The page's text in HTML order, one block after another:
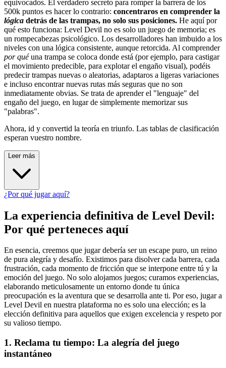
equivocados. El verdadero secreto para romper la barrera de los
500k puntos es hacer lo contrario: concentraros en comprender la
lógica detrás de las trampas, no solo sus posiciones. He aquí por
qué esto funciona: Level Devil no es solo un juego de memoria; es
un rompecabezas psicológico. Los desarrolladores han imbuido a los
niveles con una lógica consistente, aunque retorcida. Al comprender
por quéuna trampa se coloca donde está (por ejemplo, para castigar
el movimiento predecible, para explotar el engaño visual), podéis
predecir trampas nuevas o aleatorias, adaptaros a ligeras variaciones
e incluso encontrar nuevas rutas más seguras que no son
inmediatamente obvias. Se trata de aprender el "lenguaje" del
engaño del juego, en lugar de simplemente memorizar sus
"palabras".
Ahora, id y convertid la teoría en triunfo. Las tablas de clasificación
esperan vuestro nombre.
Leer más
¿Por qué jugar aquí?
La experiencia definitiva de Level Devil:
Por qué perteneces aquí
En esencia, creemos que jugar debería ser un escape puro, un reino
de pura alegría y desafío. Existimos para disolver cada barrera, cada
frustración, cada momento de fricción que se interpone entre tú y la
emoción del juego. No solo alojamos juegos; curamos experiencias,
elaborando meticulosamente un entorno donde tu única
preocupación es la aventura que se desarrolla ante ti. Por eso, jugar a
Level Devil en nuestra plataforma no es solo una elección; es la
elección definitiva para aquellos que exigen excelencia y respeto por
su valioso tiempo.
1. Reclama tu tiempo: La alegría del juego
instantáneo